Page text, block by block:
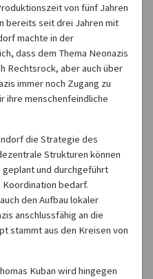
von fünf Jahren
bereits seit drei Jahren mit
machte in der
dass dem Thema Neonazis
Rechtsrock, aber auch über
immer noch Zugang zu
ihre menschenfeindliche
die Strategie des
Strukturen können
geplant und durchgeführt
bedarf.
den Aufbau lokaler
anschlussfähig an die
stammt aus den Kreisen von
Kuban wird hingegen